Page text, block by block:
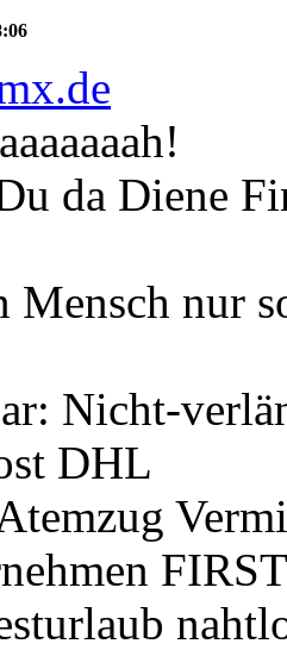
da Diene
Mensch nur
Nicht-
DHL